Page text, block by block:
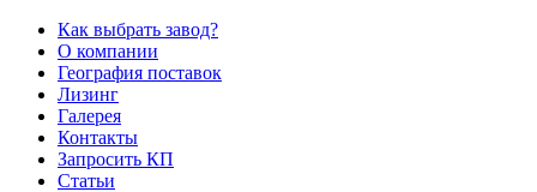
Как выбрать завод?
О компании
География поставок
Лизинг
Галерея
Контакты
Запросить КП
Статьи